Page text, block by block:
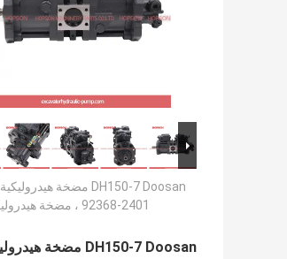
DH150-7 Doosan مضخة هيدروليكية
2401-92368 ، مضخة هيدروليكية K3v63dt
DH150-7 Doosan مضخة هيدروليكية 2401-92368 ، مضخة هيدروليكية K3v63dt